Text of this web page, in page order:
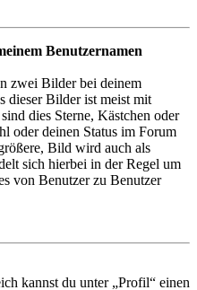
Benutzernamen
zwei Bilder bei deinem
dieser Bilder ist meist mit
dies Sterne, Kästchen oder
oder deinen Status im Forum
Bild wird auch als
sich hierbei in der Regel um
von Benutzer zu Benutzer
kannst du unter „Profil“ einen